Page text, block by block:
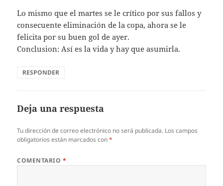
Lo mismo que el martes se le crítico por sus fallos y
consecuente eliminación de la copa, ahora se le
felicita por su buen gol de ayer.
Conclusion: Así es la vida y hay que asumirla.
RESPONDER
Deja una respuesta
Tu dirección de correo electrónico no será publicada. Los campos
obligatorios están marcados con*
COMENTARIO *